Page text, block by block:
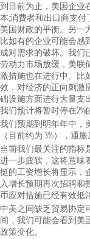
到目前为止，美国企业
本;消费者和出口商支
美国财政的平衡。另一
比如有的企业可能会感
成对需求的破坏。我们
劳动力市场放缓，美联
激措施也在进行中。比
效，对经济的正向刺激
础设施方面进行大量支
我们预计将暂时停在2%
我们预期到明年年中，
（目前约为 3%），通
当前我们最关注的指标
进一步疲软，这将意味
挺的工资增长将显示，
入增长预期再次招聘和
币应对措施已经有效抵
中美之间缺乏贸易协定
间，我们可能会看到美
政策变化。